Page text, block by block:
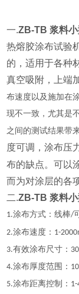
一.ZB-TB 浆料
热熔胶涂布试验
的，适用于各种
真空吸附，上端
布速度以及施加在
现不一致，尤其是
之间的测试结果带
度可调，涂布压
布的缺点。可以
而为对涂层的各
二.ZB-TB 浆料
1.涂布方式：线棒/
2.涂布速度： 1-2000
3.有效涂布尺寸：
4.涂布厚度范围： 10
5.涂布距离控制： 1-